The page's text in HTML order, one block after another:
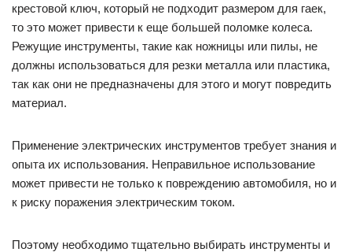
крестовой ключ, который не подходит размером для гаек,
то это может привести к еще большей поломке колеса.
Режущие инструменты, такие как ножницы или пилы, не
должны использоваться для резки металла или пластика,
так как они не предназначены для этого и могут повредить
материал.
Применение электрических инструментов требует знания и
опыта их использования. Неправильное использование
может привести не только к повреждению автомобиля, но и
к риску поражения электрическим током.
Поэтому необходимо тщательно выбирать инструменты и